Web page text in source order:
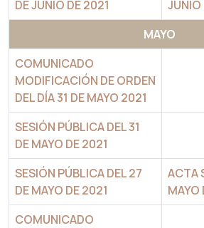
DE JUNIO DE 2021
JUNIO
MAYO
COMUNICADO
MODIFICACIÓN DE ORDEN
DEL DÍA 31 DE MAYO 2021
SESIÓN PÚBLICA DEL 31
DE MAYO DE 2021
SESIÓN PÚBLICA DEL 27
DE MAYO DE 2021
ACTA
MAYO
COMUNICADO